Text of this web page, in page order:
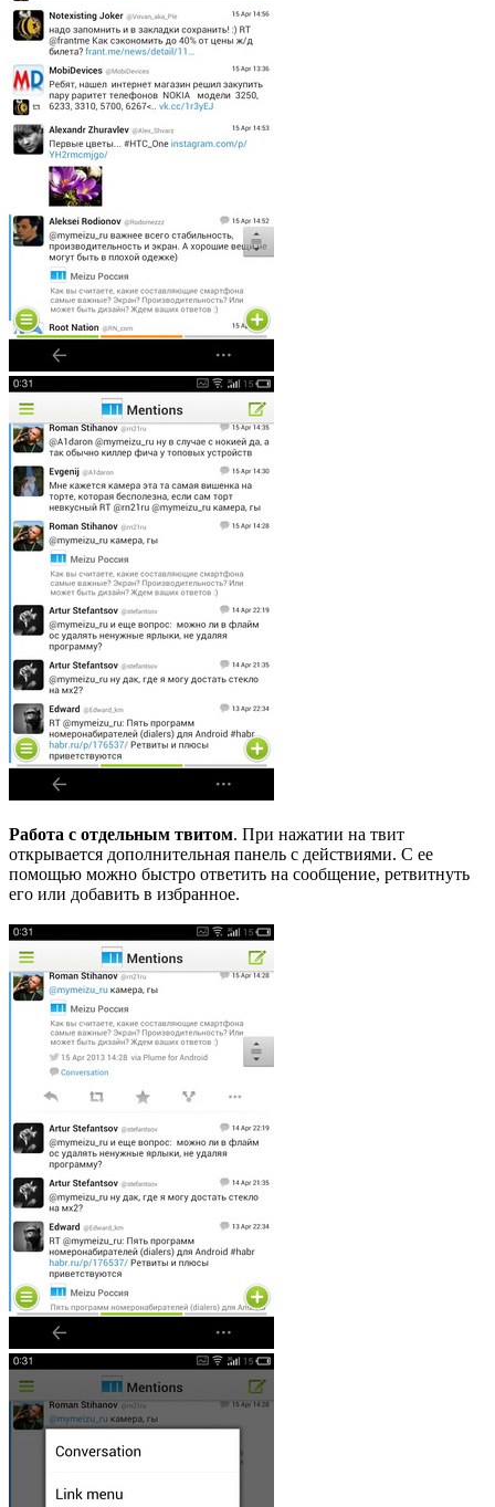
Работа с отдельным твитом. При нажатии на твит
открывается дополнительная панель с действиями. С ее
помощью можно быстро ответить на сообщение, ретвитнуть
его или добавить в избранное.